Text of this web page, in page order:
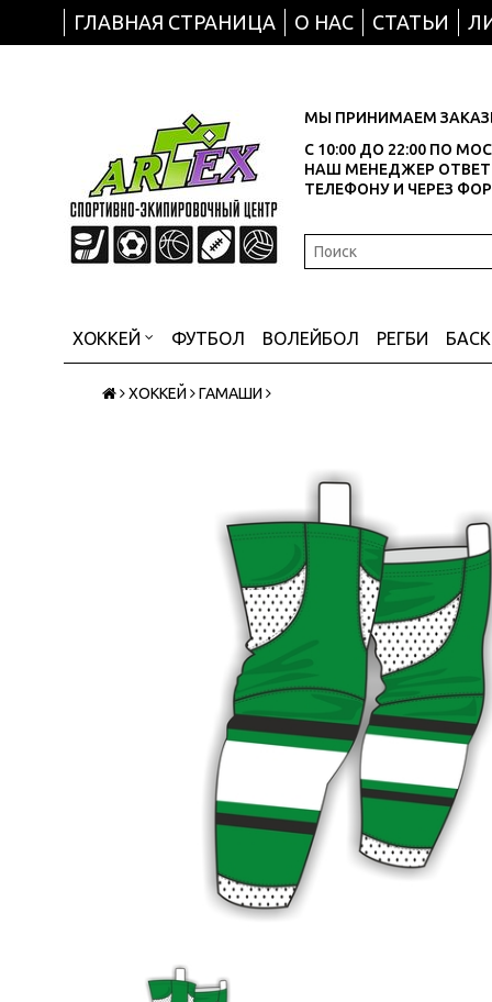
ГЛАВНАЯ СТРАНИЦА О НАС СТАТЬИ
МЫ ПРИНИМАЕМ
С 10:00 ДО 22:00 ПО
НАШ МЕНЕДЖЕР
ТЕЛЕФОНУ И ЧЕРЕЗ
ХОККЕЙ ФУТБОЛ ВОЛЕЙБОЛ РЕГБИ
ХОККЕЙ ГАМАШИ